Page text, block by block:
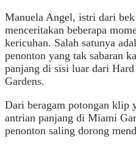
Manuela Angel, istri dari
menceritakan beberapa
kericuhan. Salah satunya
penonton yang tak sabaran
panjang di sisi luar dari
Gardens.
Dari beragam potongan klip
antrian panjang di Miami
penonton saling dorong